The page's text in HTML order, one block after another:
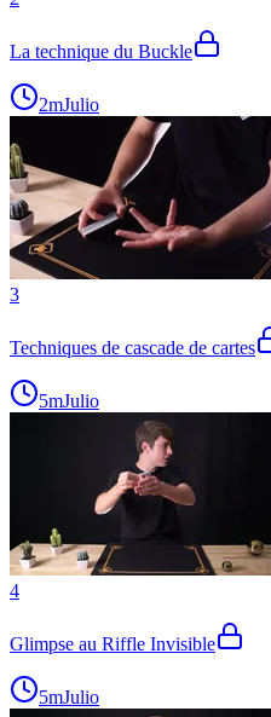
La technique du Buckle
2mJulio
3
Techniques de cascade de cartes
5mJulio
4
Glimpse au Riffle Invisible
5mJulio